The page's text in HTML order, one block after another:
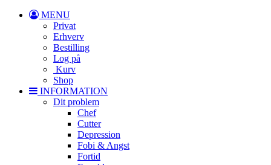
MENU
Privat
Erhverv
Bestilling
Log på
Kurv
Shop
INFORMATION
Dit problem
Chef
Cutter
Depression
Fobi & Angst
Fortid